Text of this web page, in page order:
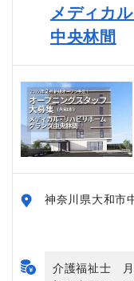
メディカ
中央林間
神奈川県大和市
介護福祉士 月